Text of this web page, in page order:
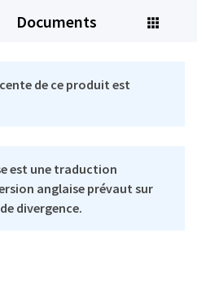
Documents
de ce produit est
est une traduction
anglaise prévaut sur
divergence.